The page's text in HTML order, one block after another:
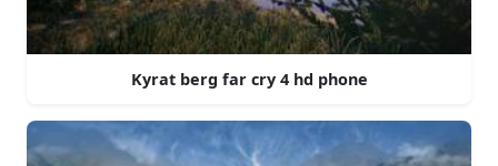
Kyrat berg far cry 4 hd phone